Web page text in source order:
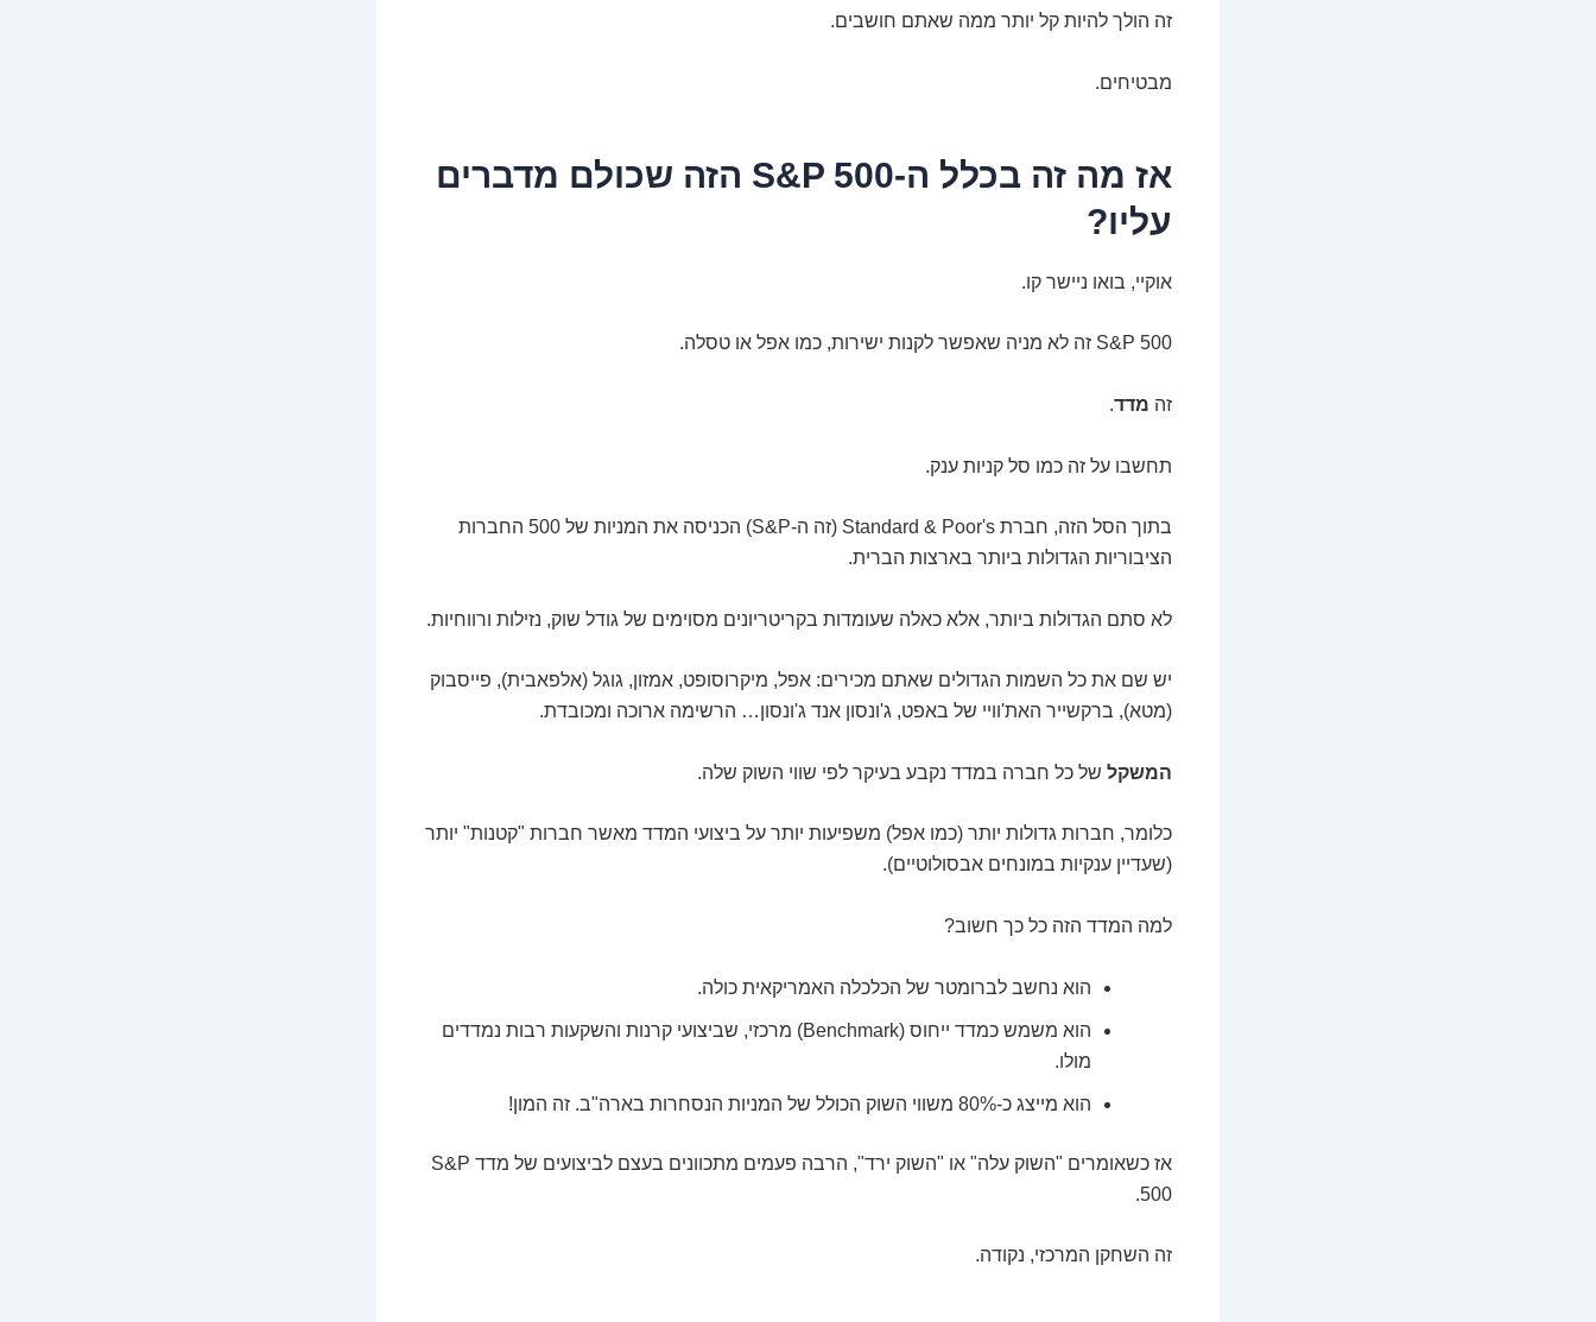
זה הולך להיות קל יותר ממה שאתם חושבים.
מבטיחים.
אז מה זה בכלל ה-S&P 500 הזה שכולם מדברים
עליו?
אוקיי, בואו ניישר קו.
S&P 500 זה לא מניה שאפשר לקנות ישירות, כמו אפל או טסלה.
זה מדד.
תחשבו על זה כמו סל קניות ענק.
בתוך הסל הזה, חברת Standard & Poor's (זה ה-S&P) הכניסה את המניות של 500 החברות
הציבוריות הגדולות ביותר בארצות הברית.
לא סתם הגדולות ביותר, אלא כאלה שעומדות בקריטריונים מסוימים של גודל שוק, נזילות ורווחיות.
יש שם את כל השמות הגדולים שאתם מכירים: אפל, מיקרוסופט, אמזון, גוגל (אלפאבית), פייסבוק
(מטא), ברקשייר האת'וויי של באפט, ג'ונסון אנד ג'ונסון… הרשימה ארוכה ומכובדת.
המשקל של כל חברה במדד נקבע בעיקר לפי שווי השוק שלה.
כלומר, חברות גדולות יותר (כמו אפל) משפיעות יותר על ביצועי המדד מאשר חברות "קטנות" יותר
(שעדיין ענקיות במונחים אבסולוטיים).
למה המדד הזה כל כך חשוב?
הוא נחשב לברומטר של הכלכלה האמריקאית כולה.
הוא משמש כמדד ייחוס (Benchmark) מרכזי, שביצועי קרנות והשקעות רבות נמדדים
מולו.
הוא מייצג כ-80% משווי השוק הכולל של המניות הנסחרות בארה"ב. זה המון!
אז כשאומרים "השוק עלה" או "השוק ירד", הרבה פעמים מתכוונים בעצם לביצועים של מדד S&P
500.
זה השחקן המרכזי, נקודה.